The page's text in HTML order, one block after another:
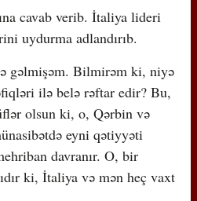
cavab verib. İtaliya lideri
uydurma adlandırıb.
gəlmişəm. Bilmirəm ki, niyə
ilə belə rəftar edir? Bu,
olsun ki, o, Qərbin və
eyni qətiyyəti
davranır. O, bir
ki, İtaliya və mən heç vaxt